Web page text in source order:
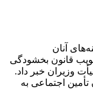
آنان
قانون بخشودگی
وزیران خبر داد.
تأمین اجتماعی به